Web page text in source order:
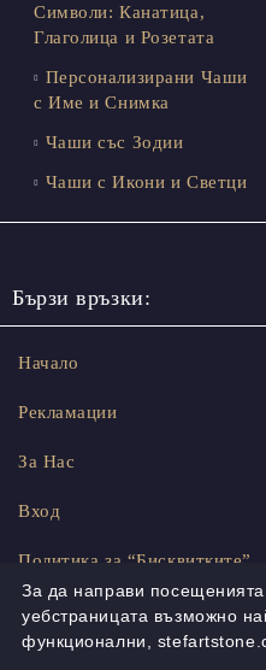
Символи: Канатица,
Глаголица и Розетата
Персонализирани Чаши
с Име и Снимка
Чаши със Зодии
Чаши с Икони и Светци
Бързи връзки:
Начало
Рекламации
За Нас
Вход
Политика за “Бисквитките”
Условия за ползване
За да направи
уебстраницата възможно
функционални,